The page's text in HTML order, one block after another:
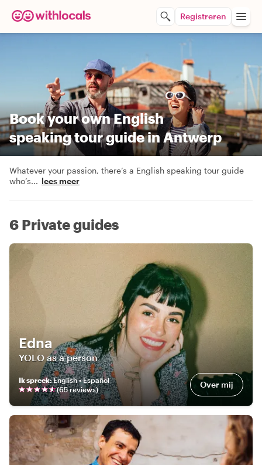
Registreren
Book your own English
speaking tour guide in Antwerp
Whatever your passion, there’s a English speaking tour guide
who’s... lees meer
6 Private guides
Edna
YOLO as a person
Ik spreek:English • Español
(65reviews) Over mij